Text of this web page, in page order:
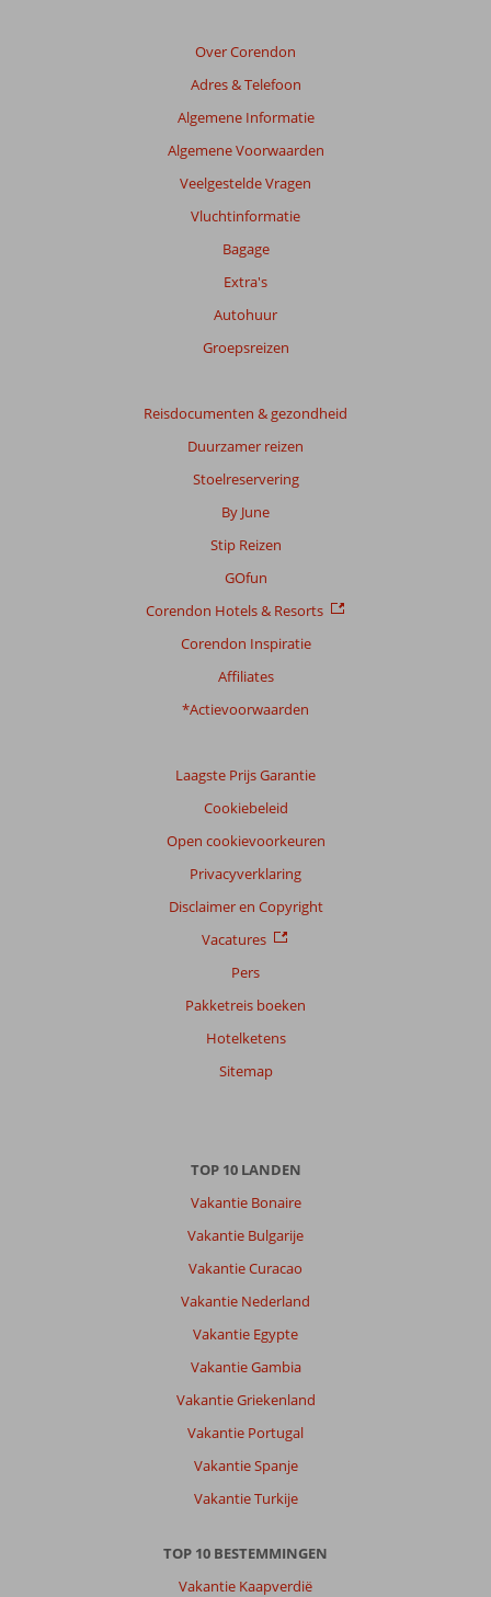
Over Corendon
Adres & Telefoon
Algemene Informatie
Algemene Voorwaarden
Veelgestelde Vragen
Vluchtinformatie
Bagage
Extra's
Autohuur
Groepsreizen
Reisdocumenten & gezondheid
Duurzamer reizen
Stoelreservering
By June
Stip Reizen
GOfun
Corendon Hotels & Resorts
Corendon Inspiratie
Affiliates
*Actievoorwaarden
Laagste Prijs Garantie
Cookiebeleid
Open cookievoorkeuren
Privacyverklaring
Disclaimer en Copyright
Vacatures
Pers
Pakketreis boeken
Hotelketens
Sitemap
TOP 10 LANDEN
Vakantie Bonaire
Vakantie Bulgarije
Vakantie Curacao
Vakantie Nederland
Vakantie Egypte
Vakantie Gambia
Vakantie Griekenland
Vakantie Portugal
Vakantie Spanje
Vakantie Turkije
TOP 10 BESTEMMINGEN
Vakantie Kaapverdië